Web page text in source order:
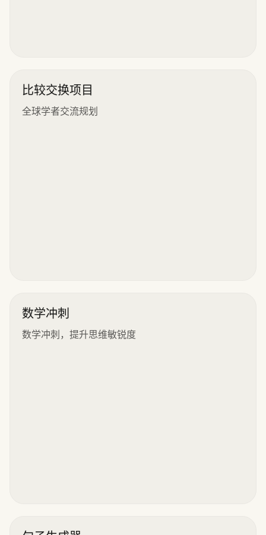
比较交换项目
全球学者交流规划
数学冲刺
数学冲刺，提升思维敏锐度